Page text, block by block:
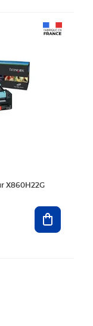
X860H22G
Ajouter